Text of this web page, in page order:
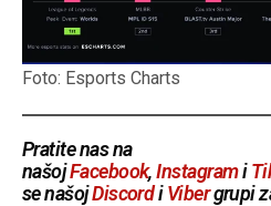
Foto: Esports Charts
Pratite nas na
našojFacebook,Instagrami
se našojDiscordiVibergrupi